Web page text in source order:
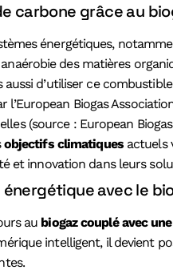
carbone grâce au
énergétiques,
des matières
aussi d’utiliser ce
Biogas
(source : European
objectifs climatiquesactuels
et innovation dans leurs
avec le
au biogaz couplé avec
intelligent, il devient